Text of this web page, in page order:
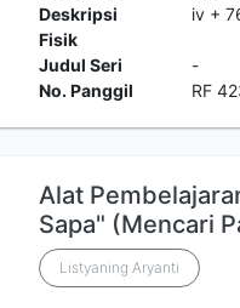
Deskripsi
Fisik
iv +
Judul Seri
-
No. Panggil
RF
Alat
Sapa" (Mencari
Listyaning Aryanti